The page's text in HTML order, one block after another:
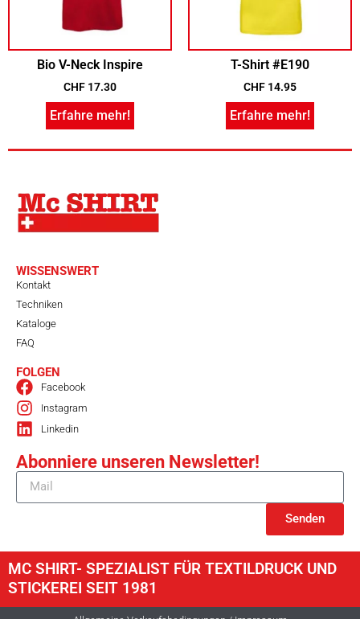
Bio V-Neck Inspire
CHF 17.30
Erfahre mehr!
T-Shirt #E190
CHF 14.95
Erfahre mehr!
WISSENSWERT
Kontakt
Techniken
Kataloge
FAQ
FOLGEN
Facebook
Instagram
Linkedin
Abonniere unseren Newsletter!
Senden
MC SHIRT- SPEZIALIST FÜR TEXTILDRUCK UND
STICKEREI SEIT 1981